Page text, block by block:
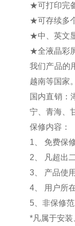
★可打印完
★可存续多
★中、英文
★全液晶彩
我们产品的
越南等国家
国内直销：
宁、青海、
保修内容：
1 、 免费保
2、 凡超出
3、 产品使
4、 用户所
5、非保修
*凡属于安